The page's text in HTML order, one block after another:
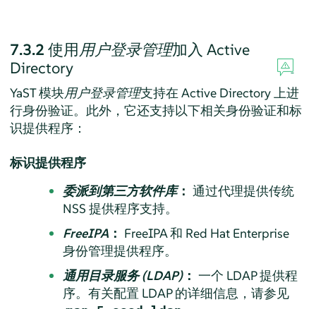
7.3.2 使用用户登录管理加入 Active
Directory
YaST 模块用户登录管理支持在 Active Directory 上进
行身份验证。此外，它还支持以下相关身份验证和标
识提供程序：
标识提供程序
委派到第三方软件库： 通过代理提供传统
NSS 提供程序支持。
FreeIPA： FreeIPA 和 Red Hat Enterprise
身份管理提供程序。
通用目录服务 (LDAP)： 一个 LDAP 提供程
序。有关配置 LDAP 的详细信息，请参见